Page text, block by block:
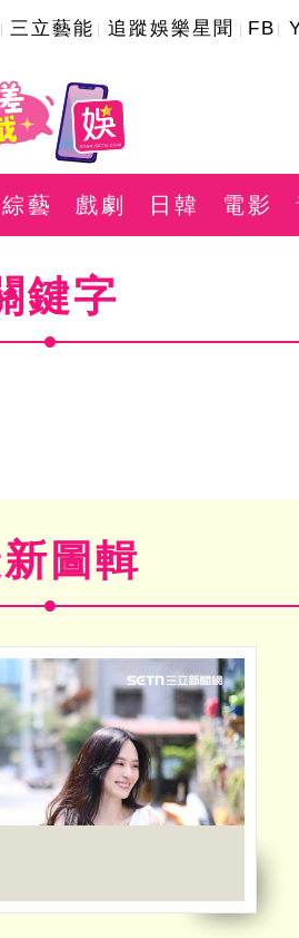
三立藝能 追蹤娛樂星聞 FB
綜藝 戲劇 日韓 電影
鍵字
圖輯